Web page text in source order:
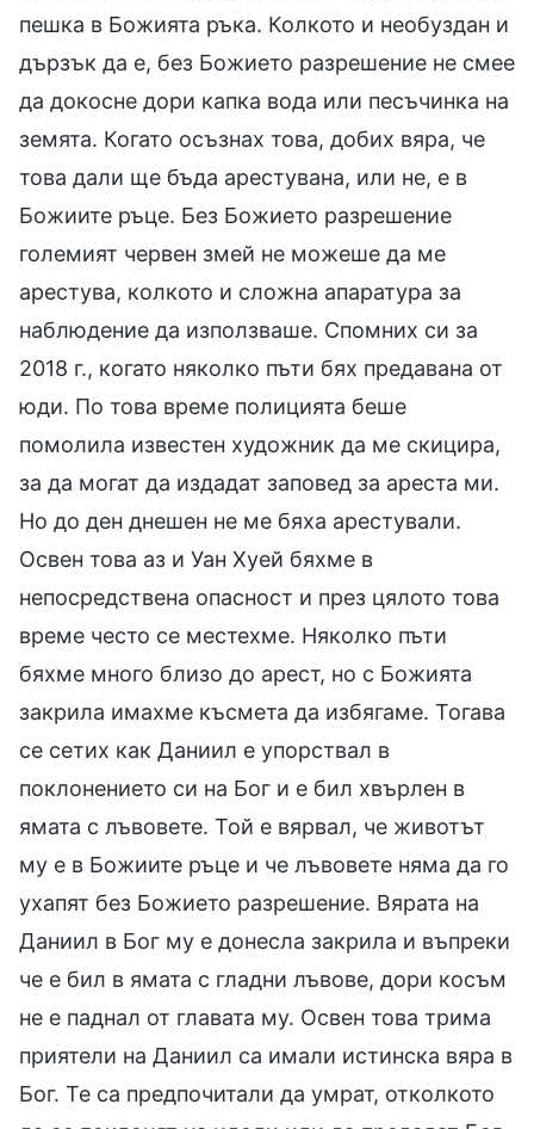
пешка в Божията ръка. Колкото и необуздан и
дързък да е, без Божието разрешение не смее
да докосне дори капка вода или песъчинка на
земята. Когато осъзнах това, добих вяра, че
това дали ще бъда арестувана, или не, е в
Божиите ръце. Без Божието разрешение
големият червен змей не можеше да ме
арестува, колкото и сложна апаратура за
наблюдение да използваше. Спомних си за
2018 г., когато няколко пъти бях предавана от
юди. По това време полицията беше
помолила известен художник да ме скицира,
за да могат да издадат заповед за ареста ми.
Но до ден днешен не ме бяха арестували.
Освен това аз и Уан Хуей бяхме в
непосредствена опасност и през цялото това
време често се местехме. Няколко пъти
бяхме много близо до арест, но с Божията
закрила имахме късмета да избягаме. Тогава
се сетих как Даниил е упорствал в
поклонението си на Бог и е бил хвърлен в
ямата с лъвовете. Той е вярвал, че животът
му е в Божиите ръце и че лъвовете няма да го
ухапят без Божието разрешение. Вярата на
Даниил в Бог му е донесла закрила и въпреки
че е бил в ямата с гладни лъвове, дори косъм
не е паднал от главата му. Освен това трима
приятели на Даниил са имали истинска вяра в
Бог. Те са предпочитали да умрат, отколкото